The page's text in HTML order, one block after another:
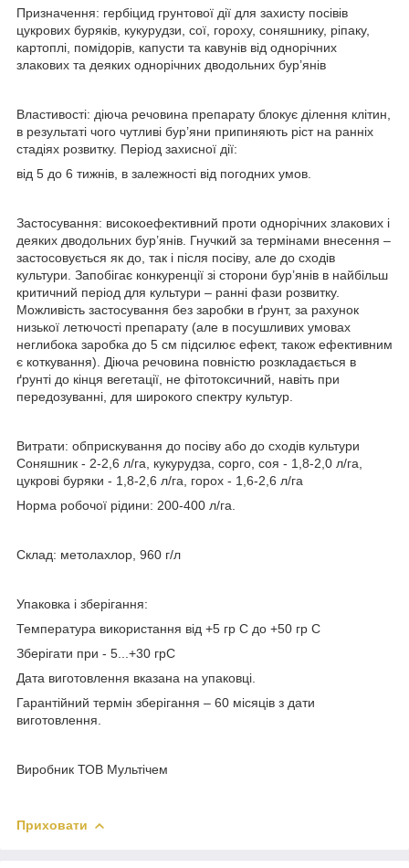
Призначення: гербіцид грунтової дії для захисту посівів
цукрових буряків, кукурудзи, сої, гороху, соняшнику, ріпаку,
картоплі, помідорів, капусти та кавунів від однорічних
злакових та деяких однорічних дводольних бур’янів
Властивості: діюча речовина препарату блокує ділення клітин,
в результаті чого чутливі бур’яни припиняють ріст на ранніх
стадіях розвитку. Період захисної дії:
від 5 до 6 тижнів, в залежності від погодних умов.
Застосування: високоефективний проти однорічних злакових і
деяких дводольних бур’янів. Гнучкий за термінами внесення –
застосовується як до, так і після посіву, але до сходів
культури. Запобігає конкуренції зі сторони бур’янів в найбільш
критичний період для культури – ранні фази розвитку.
Можливість застосування без заробки в ґрунт, за рахунок
низької летючості препарату (але в посушливих умовах
неглибока заробка до 5 см підсилює ефект, також ефективним
є коткування). Діюча речовина повністю розкладається в
ґрунті до кінця вегетації, не фітотоксичний, навіть при
передозуванні, для широкого спектру культур.
Витрати: обприскування до посіву або до сходів культури
Соняшник - 2-2,6 л/га, кукурудза, сорго, соя - 1,8-2,0 л/га,
цукрові буряки - 1,8-2,6 л/га, горох - 1,6-2,6 л/га
Норма робочої рідини: 200-400 л/га.
Склад: метолахлор, 960 г/л
Упаковка і зберігання:
Температура використання від +5 гр С до +50 гр С
Зберігати при - 5...+30 грС
Дата виготовлення вказана на упаковці.
Гарантійний термін зберігання – 60 місяців з дати
виготовлення.
Виробник ТОВ Мультічем
Приховати